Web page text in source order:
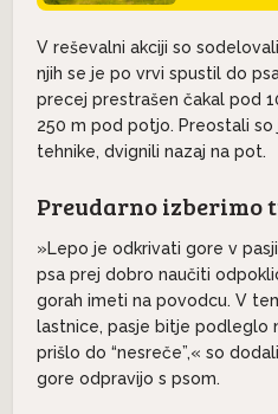
V reševalni akciji so
njih se je po vrvi spustil do
precej prestrašen čakal pod
250 m pod potjo. Preostali
tehnike, dvignili nazaj na pot.
Preudarno izberimo
»Lepo je odkrivati gore v
psa prej dobro naučiti
gorah imeti na povodcu. V
lastnice, pasje bitje podleglo
prišlo do “nesreče”,« so
gore odpravijo s psom.